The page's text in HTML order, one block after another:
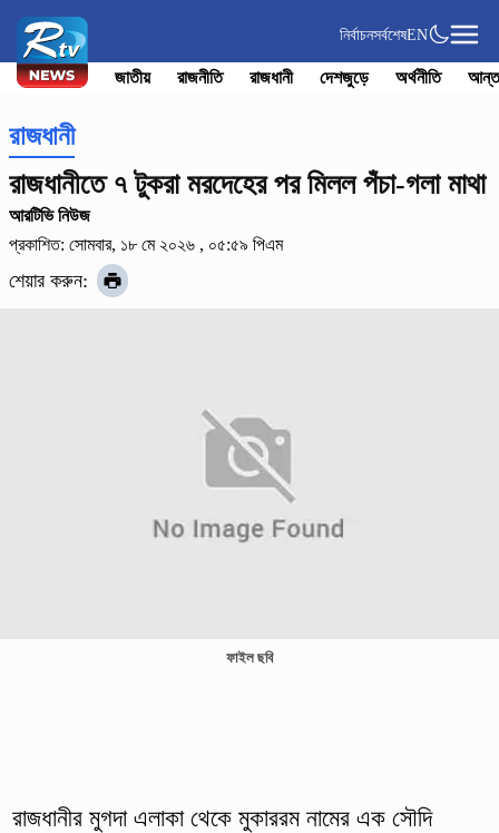
নির্বাচনসর্বশেষEN
জাতীয় রাজনীতি রাজধানী দেশজুড়ে অর্থনীতি
রাজধানী
রাজধানীতে ৭ টুকরা মরদেহের পর মিলল পঁচা-গলা মাথা
আরটিভি নিউজ
প্রকাশিত: সোমবার, ১৮ মে ২০২৬ , ০৫:৫৯ পিএম
শেয়ার করুন:
ফাইল ছবি
রাজধানীর মুগদা এলাকা থেকে মুকাররম নামের এক সৌদি